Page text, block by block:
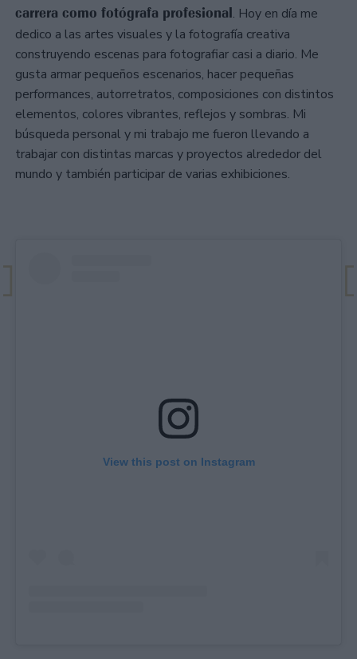
carrera como fotógrafa profesional. Hoy en día me
dedico a las artes visuales y la fotografía creativa
construyendo escenas para fotografiar casi a diario. Me
gusta armar pequeños escenarios, hacer pequeñas
performances, autorretratos, composiciones con distintos
elementos, colores vibrantes, reflejos y sombras. Mi
búsqueda personal y mi trabajo me fueron llevando a
trabajar con distintas marcas y proyectos alrededor del
mundo y también participar de varias exhibiciones.
View this post on Instagram